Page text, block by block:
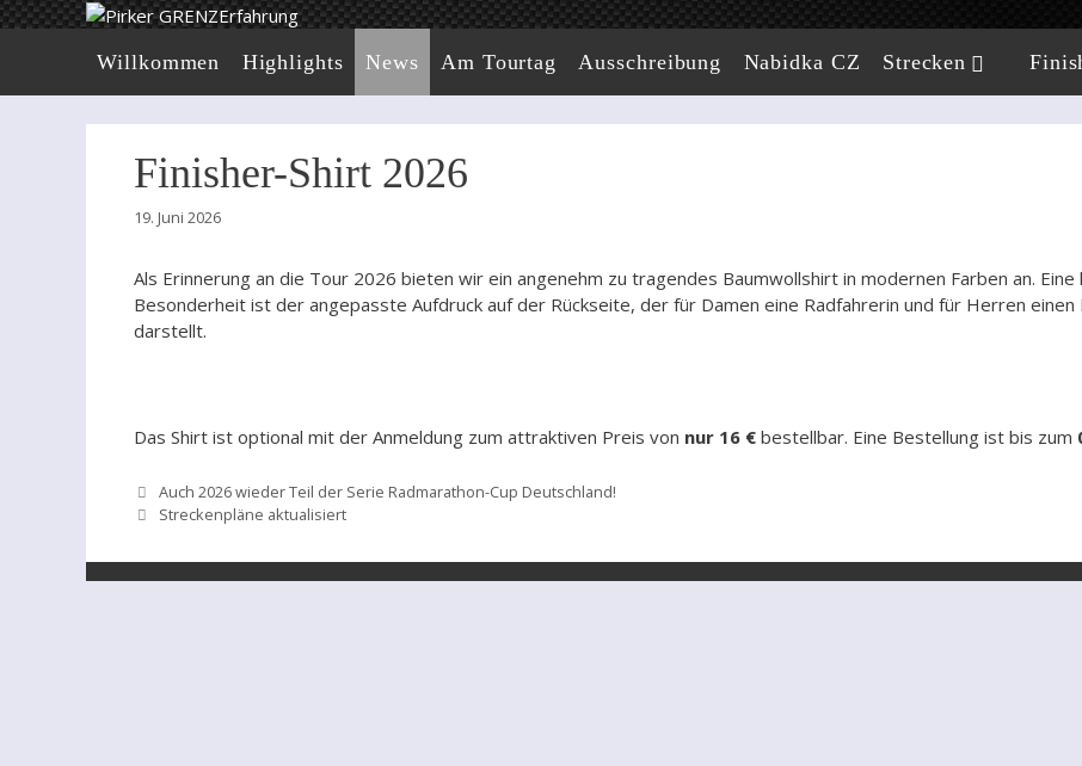
Zum
Willkommen Highlights News Am Tourtag Ausschreibung Nabidka CZ Strecken
Finisher-Shirt 2026
19. Juni 2026
Als Erinnerung an die Tour 2026 bieten wir ein angenehm zu tragendes Baumwollshirt in modernen Farben an. Eine
Besonderheit ist der angepasste Aufdruck auf der Rückseite, der für Damen eine Radfahrerin und für Herren einen
darstellt.
Das Shirt ist optional mit der Anmeldung zum attraktiven Preis von nur 16 € bestellbar. Eine Bestellung ist bis zum
Auch 2026 wieder Teil der Serie Radmarathon-Cup Deutschland!
Streckenpläne aktualisiert